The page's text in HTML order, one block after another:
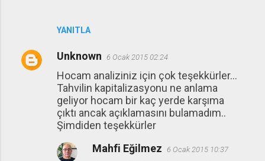
YANITLA
Unknown 6 Ocak 2015 02:24
Hocam analiziniz için çok teşekkürler...
Tahvilin kapitalizasyonu ne anlama
geliyor hocam bir kaç yerde karşıma
çıktı ancak açıklamasını bulamadım..
Şimdiden teşekkürler
Mahfi Eğilmez 6 Ocak 2015 10:37